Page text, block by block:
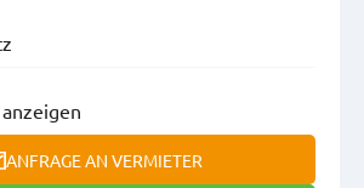
ANFRAGE AN VERMIETER